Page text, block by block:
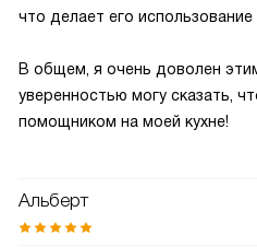
что делает его
В общем, я очень доволен
уверенностью могу сказать,
помощником на моей кухне!
Альберт